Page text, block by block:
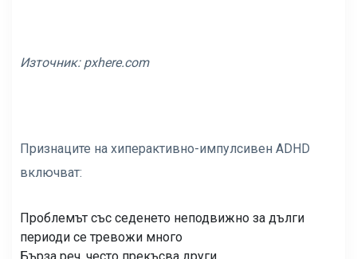
Източник: pxhere.com
Признаците на хиперактивно-импулсивен ADHD
включват:
Проблемът със седенето неподвижно за дълги
периоди се тревожи много